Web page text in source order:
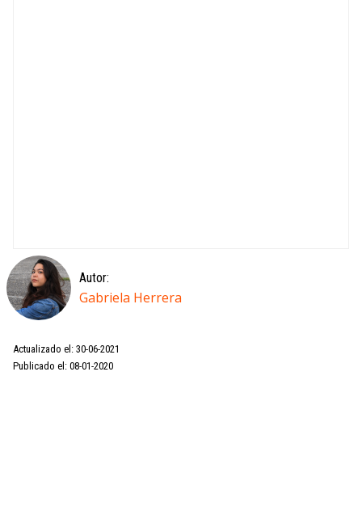
Autor:
Gabriela Herrera
Actualizado el: 30-06-2021
Publicado el: 08-01-2020